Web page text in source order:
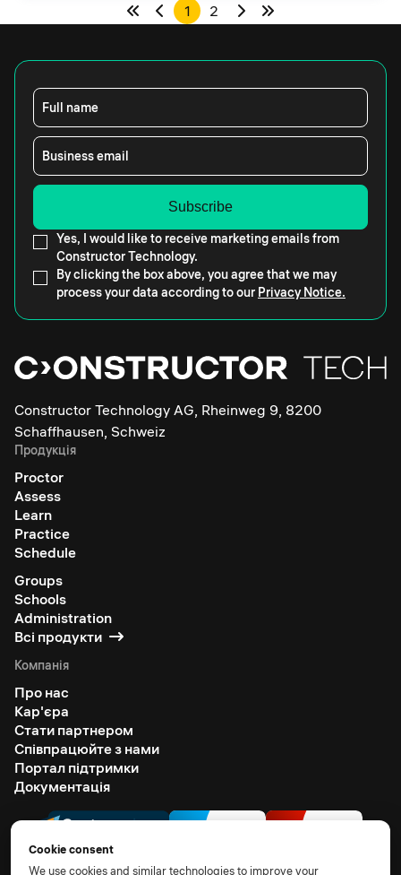
1 2
Full name
Business email
Yes, I would like to receive marketing emails from
Constructor Technology.
By clicking the box above, you agree that we may
process your data according to our Privacy Notice.
Constructor Technology AG, Rheinweg 9, 8200
Schaffhausen, Schweiz
Продукція
Proctor
Assess
Learn
Practice
Schedule
Groups
Schools
Administration
Всі продукти
Компанія
Про нас
Кар'єра
Стати партнером
Співпрацюйте з нами
Портал підтримки
Документація
Cookie consent
We use cookies and similar technologies to improve your